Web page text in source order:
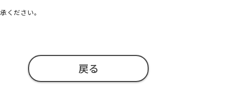
ください。
戻る